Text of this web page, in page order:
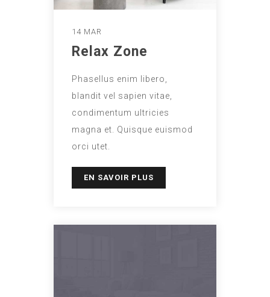
14 MAR
Relax Zone
Phasellus enim libero,
blandit vel sapien vitae,
condimentum ultricies
magna et. Quisque euismod
orci utet.
EN SAVOIR PLUS